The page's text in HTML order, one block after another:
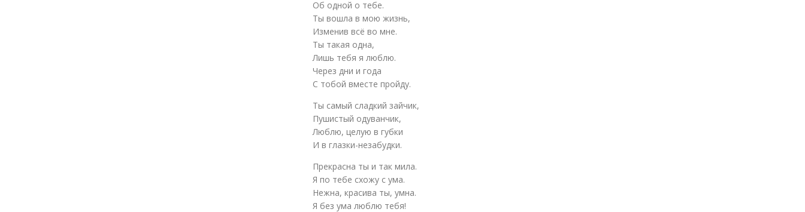
Об одной о тебе.
Ты вошла в мою жизнь,
Изменив всё во мне.
Ты такая одна,
Лишь тебя я люблю.
Через дни и года
С тобой вместе пройду.
Ты самый сладкий зайчик,
Пушистый одуванчик,
Люблю, целую в губки
И в глазки-незабудки.
Прекрасна ты и так мила.
Я по тебе схожу с ума.
Нежна, красива ты, умна.
Я без ума люблю тебя!